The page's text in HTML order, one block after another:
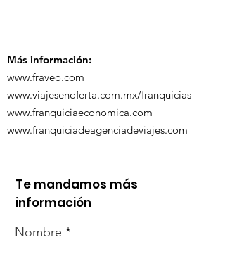
Más información:
www.fraveo.com
www.viajesenoferta.com.mx/franquicias
www.franquiciaeconomica.com
www.franquiciadeagenciadeviajes.com
Te mandamos más
información
Nombre